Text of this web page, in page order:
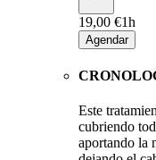
19,00 €1h
Agendar
Este
cubriendo
aportando la